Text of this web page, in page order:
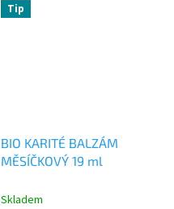
Tip
BIO KARITÉ BALZÁM
MĚSÍČKOVÝ 19 ml
Skladem